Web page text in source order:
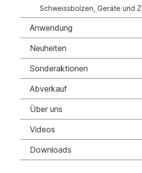
Schweissbolzen, Geräte und
Anwendung
Neuheiten
Sonderaktionen
Abverkauf
Über uns
Videos
Downloads